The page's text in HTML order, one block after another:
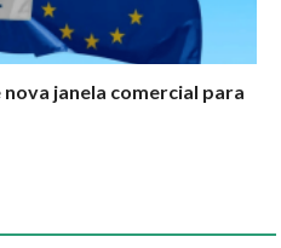
janela comercial para